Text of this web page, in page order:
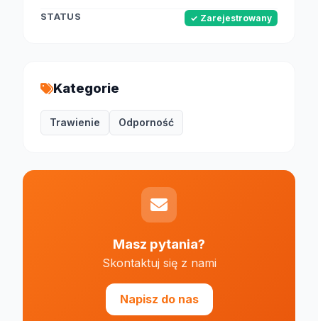
STATUS ✓ Zarejestrowany
Kategorie
Trawienie Odporność
Masz pytania?
Skontaktuj się z nami
Napisz do nas